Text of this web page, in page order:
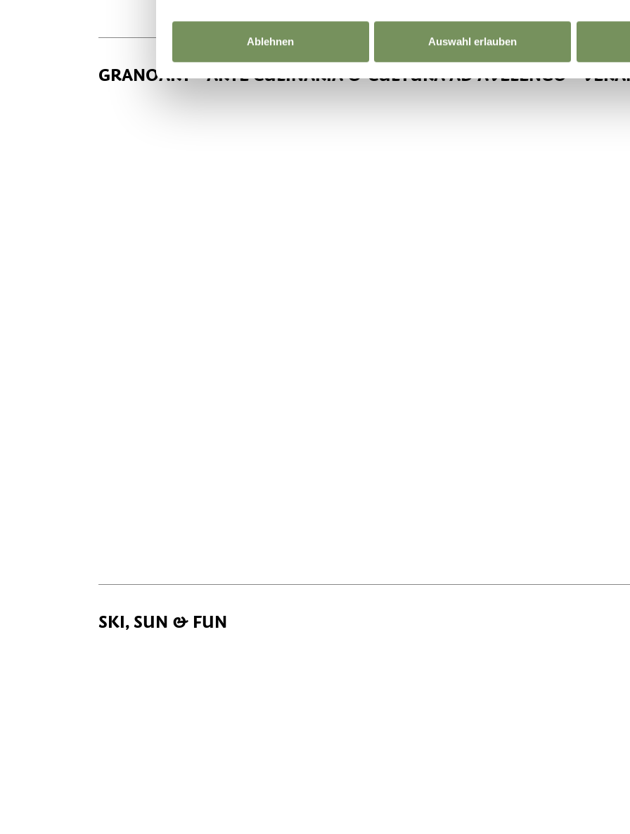
Ablehnen Auswahl erlauben
GRANOART - ARTE CULINARIA & CULTURA AD AVELENGO -
SKI, SUN & FUN